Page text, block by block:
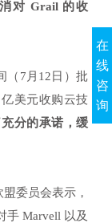
对 Grail 的收
（7月12日）批
美元收购云技
分的承诺，缓
委员会表示，
手 Marvell 以及
在
线
咨
询